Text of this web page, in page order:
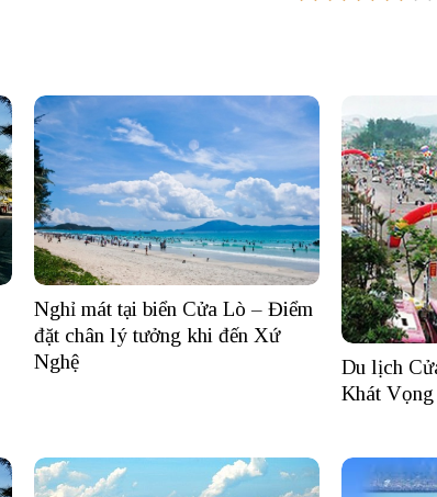
Nghỉ mát tại biển Cửa Lò – Điểm
đặt chân lý tưởng khi đến Xứ
Nghệ
Du lịch
Khát